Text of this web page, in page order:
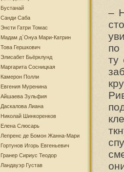
Бустанай
Санди Саба
Энсти Гатри Томаc
Мадам д`Онуа Мари-Катрин
Това Гершкович
Элисабет Бьёрклунд
Маргарита Сосницкая
Камерон Полли
Евгения Муренина
Айшаева Зульфия
Даскалова Лиана
Николай Шинкоренков
Елена Слюсарь
Лепренс де Бомон Жанна-Мари
Гортунов Игорь Евгеньевич
Гранер Сириус Теодор
Ландауэр Густав
–
по
ту